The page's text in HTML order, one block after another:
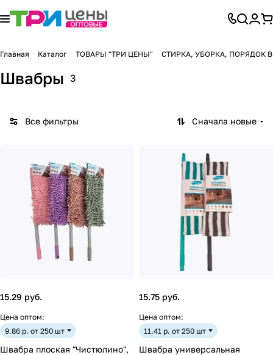
Главная Каталог ТОВАРЫ "ТРИ ЦЕНЫ" СТИРКА, УБОРКА, ПОРЯДОК
Швабры 3
Все фильтры Сначала новые
15.29 руб.
Цена оптом:
9.86 р. от 250 шт
Швабра плоская "Чистюлино",
15.75 руб.
Цена оптом:
11.41 р. от 250 шт
Швабра универсальная